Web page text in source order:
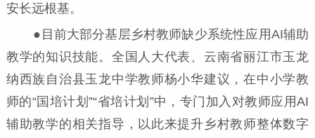
安长远根基。
●目前大部分基层乡村教师缺少系统性应用AI辅助
教学的知识技能。全国人大代表、云南省丽江市玉龙
纳西族自治县玉龙中学教师杨小华建议，在中小学教
师的“国培计划”“省培计划”中，专门加入对教师应用AI
辅助教学的相关指导，以此来提升乡村教师整体数字